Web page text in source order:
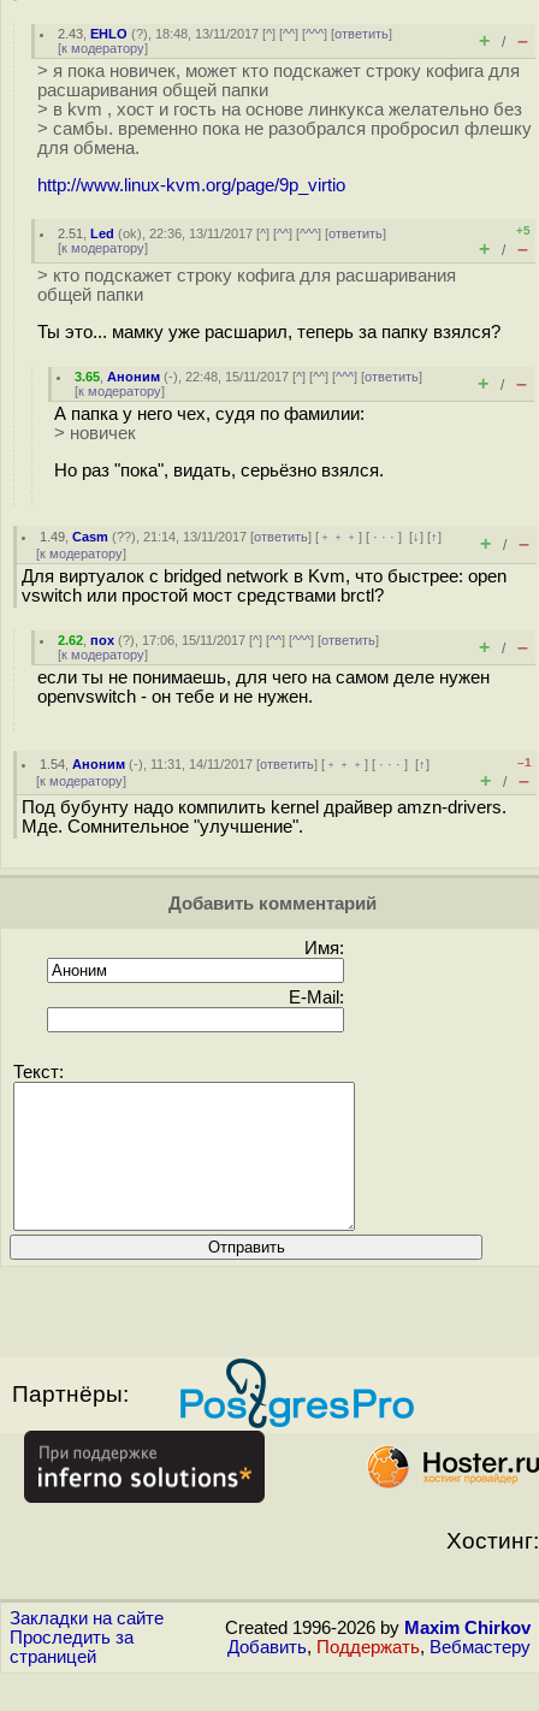
2.43 ,EHLO (?), 18:48, 13/11/2017 [^] [^^] [^^^] [ответить]
[к модератору] + / –
> я пока новичек, может кто подскажет строку кофига для
расшаривания общей папки
> в kvm , хост и гость на основе линкукса желательно без
> самбы. временно пока не разобрался пробросил флешку
для обмена.
http://www.linux-kvm.org/page/9p_virtio
2.51 ,Led (ok), 22:36, 13/11/2017 [^] [^^] [^^^] [ответить]
[к модератору]
+5
+ / –
> кто подскажет строку кофига для расшаривания
общей папки
Ты это... мамку уже расшарил, теперь за папку взялся?
3.65 ,Аноним (-), 22:48, 15/11/2017 [^] [^^] [^^^] [ответить]
[к модератору] + / –
А папка у него чех, судя по фамилии:
> новичек
Но раз "пока", видать, серьёзно взялся.
1.49 ,Casm (??), 21:14, 13/11/2017 [ответить] [ ﹢﹢﹢] [ · · ·][↓] [↑]
[к модератору] + / –
Для виртуалок с bridged network в Kvm, что быстрее: open
vswitch или простой мост средствами brctl?
2.62 ,пох (?), 17:06, 15/11/2017 [^] [^^] [^^^] [ответить]
[к модератору] + / –
если ты не понимаешь, для чего на самом деле нужен
openvswitch - он тебе и не нужен.
1.54 ,Аноним (-), 11:31, 14/11/2017 [ответить] [ ﹢﹢﹢] [ · · ·][↑]
[к модератору]
–1
+ / –
Под бубунту надо компилить kernel драйвер amzn-drivers.
Мде. Сомнительное "улучшение".
Добавить комментарий
Имя:
E-Mail:
Текст:
Партнёры:
Хостинг:
Закладки на сайте
Проследить за
страницей
Created 1996-2026 by Maxim Chirkov
Добавить, Поддержать, Вебмастеру